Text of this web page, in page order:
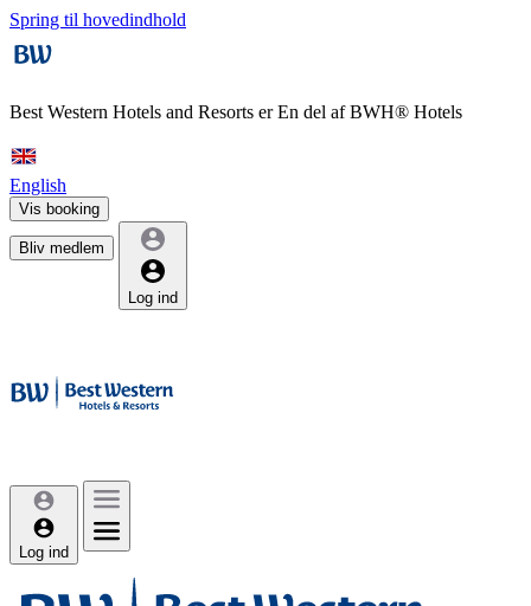
Spring til hovedindhold
Best Western Hotels and Resorts erEn del af BWH® Hotels
English
Vis booking
Bliv medlem
Log ind
Log ind